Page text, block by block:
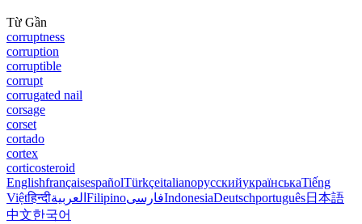
Từ Gần
corruptness
corruption
corruptible
corrupt
corrugated nail
corsage
corset
cortado
cortex
corticosteroid
EnglishfrançaisespañolTürkçeitalianoрусскийукраїнськаTiếng
Việtहिन्दीالعربية FilipinoفارسیIndonesiaDeutschportuguês日本語
中文한국어